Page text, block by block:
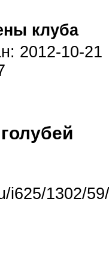
клуба
2012-10-21